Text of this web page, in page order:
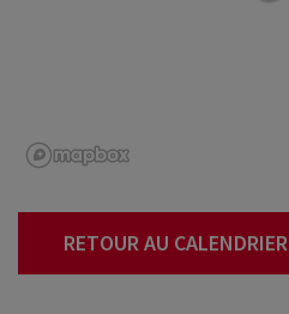
RETOUR AU CALENDRIER